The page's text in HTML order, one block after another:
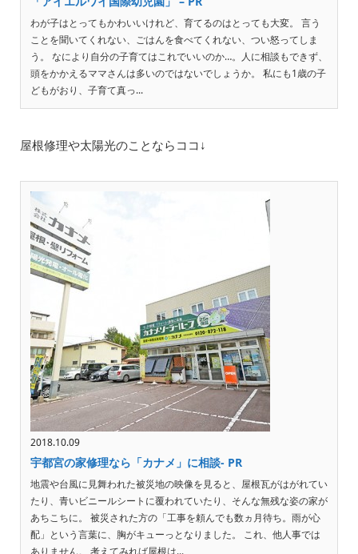
わが子はとってもかわいいけれど、育てるのはとっても大変。 言う
ことを聞いてくれない、ごはんを食べてくれない、つい怒ってしま
う。 なにより自分の子育てはこれでいいのか…。人に相談もできず、
頭をかかえるママさんは多いのではないでしょうか。 私にも1歳の子
どもがおり、子育て真っ...
屋根修理や太陽光のことならココ↓
2018.10.09
宇都宮の家修理なら「カナメ」に相談- PR
地震や台風に見舞われた被災地の映像を見ると、屋根瓦がはがれてい
たり、青いビニールシートに覆われていたり、そんな無残な姿の家が
あちこちに。 被災された方の「工事を頼んでも数ヵ月待ち。雨が心
配」という言葉に、胸がキューっとなりました。 これ、他人事では